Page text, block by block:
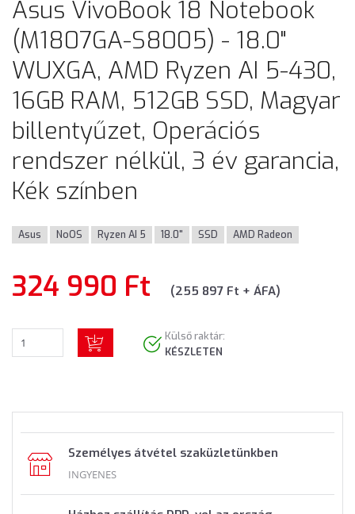
Asus VivoBook 18 Notebook
(M1807GA-S8005) - 18.0"
WUXGA, AMD Ryzen AI 5-430,
16GB RAM, 512GB SSD, Magyar
billentyűzet, Operációs
rendszer nélkül, 3 év garancia,
Kék színben
Asus NoOS Ryzen AI 5 18.0" SSD AMD Radeon
324 990 Ft (255 897 Ft + ÁFA)
Külső raktár:
KÉSZLETEN
Személyes átvétel szaküzletünkben
INGYENES